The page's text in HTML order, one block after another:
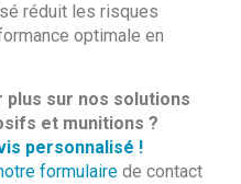
réduit les risques
optimale en
plus sur nos solutions
et munitions ?
personnalisé !
formulaire de contact